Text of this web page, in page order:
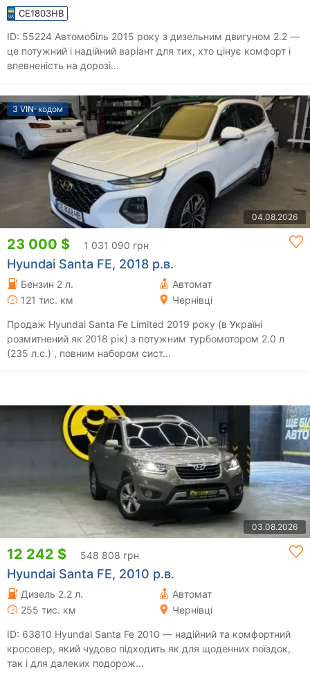
CE1803HB
ID: 55224 Автомобіль 2015 року з дизельним двигуном 2.2 —
це потужний і надійний варіант для тих, хто цінує комфорт і
впевненість на дорозі...
З VIN-кодом
04.08.2026
23 000 $ 1 031 090 грн
Hyundai Santa FE, 2018 р.в.
Бензин 2 л.
Автомат
121 тис. км
Чернівці
Продаж Hyundai Santa Fe Limited 2019 року (в Україні
розмитнений як 2018 рік) з потужним турбомотором 2.0 л
(235 л.с.) , повним набором сист...
03.08.2026
12 242 $ 548 808 грн
Hyundai Santa FE, 2010 р.в.
Дизель 2.2 л.
Автомат
255 тис. км
Чернівці
ID: 63810 Hyundai Santa Fe 2010 — надійний та комфортний
кросовер, який чудово підходить як для щоденних поїздок,
так і для далеких подорож...